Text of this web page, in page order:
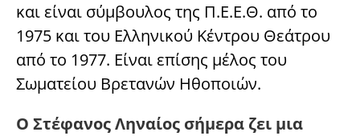
και είναι σύμβουλος της Π.Ε.Ε.Θ. από το
1975 και του Ελληνικού Κέντρου Θεάτρου
από το 1977. Είναι επίσης μέλος του
Σωματείου Βρετανών Ηθοποιών.
Ο Στέφανος Ληναίος σήμερα ζει μια